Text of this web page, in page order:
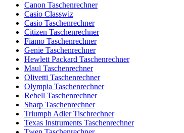
Canon Taschenrechner
Casio Classwiz
Casio Taschenrechner
Citizen Taschenrechner
Fiamo Taschenrechner
Genie Taschenrechner
Hewlett Packard Taschenrechner
Maul Taschenrechner
Olivetti Taschenrechner
Olympia Taschenrechner
Rebell Taschenrechner
Sharp Taschenrechner
Triumph Adler Tischrechner
Texas Instruments Taschenrechner